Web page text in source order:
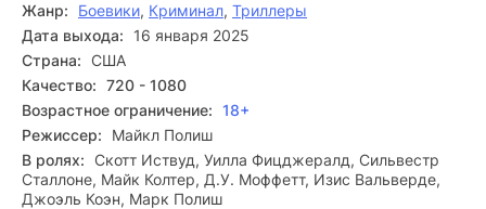
Жанр: Боевики, Криминал, Триллеры
Дата выхода:
16 января 2025
Страна: США
Качество: 720 - 1080
Возрастное ограничение: 18+
Режиссер:
Майкл Полиш
В ролях: Скотт Иствуд, Уилла Фицджералд, Сильвестр
Сталлоне, Майк Колтер, Д.У. Моффетт, Изис Вальверде,
Джоэль Коэн, Марк Полиш